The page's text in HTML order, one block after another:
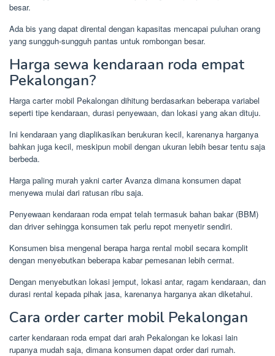
besar.
Ada bis yang dapat dirental dengan kapasitas mencapai puluhan orang
yang sungguh-sungguh pantas untuk rombongan besar.
Harga sewa kendaraan roda empat
Pekalongan?
Harga carter mobil Pekalongan dihitung berdasarkan beberapa variabel
seperti tipe kendaraan, durasi penyewaan, dan lokasi yang akan dituju.
Ini kendaraan yang diaplikasikan berukuran kecil, karenanya harganya
bahkan juga kecil, meskipun mobil dengan ukuran lebih besar tentu saja
berbeda.
Harga paling murah yakni carter Avanza dimana konsumen dapat
menyewa mulai dari ratusan ribu saja.
Penyewaan kendaraan roda empat telah termasuk bahan bakar (BBM)
dan driver sehingga konsumen tak perlu repot menyetir sendiri.
Konsumen bisa mengenal berapa harga rental mobil secara komplit
dengan menyebutkan beberapa kabar pemesanan lebih cermat.
Dengan menyebutkan lokasi jemput, lokasi antar, ragam kendaraan, dan
durasi rental kepada pihak jasa, karenanya harganya akan diketahui.
Cara order carter mobil Pekalongan
carter kendaraan roda empat dari arah Pekalongan ke lokasi lain
rupanya mudah saja, dimana konsumen dapat order dari rumah.